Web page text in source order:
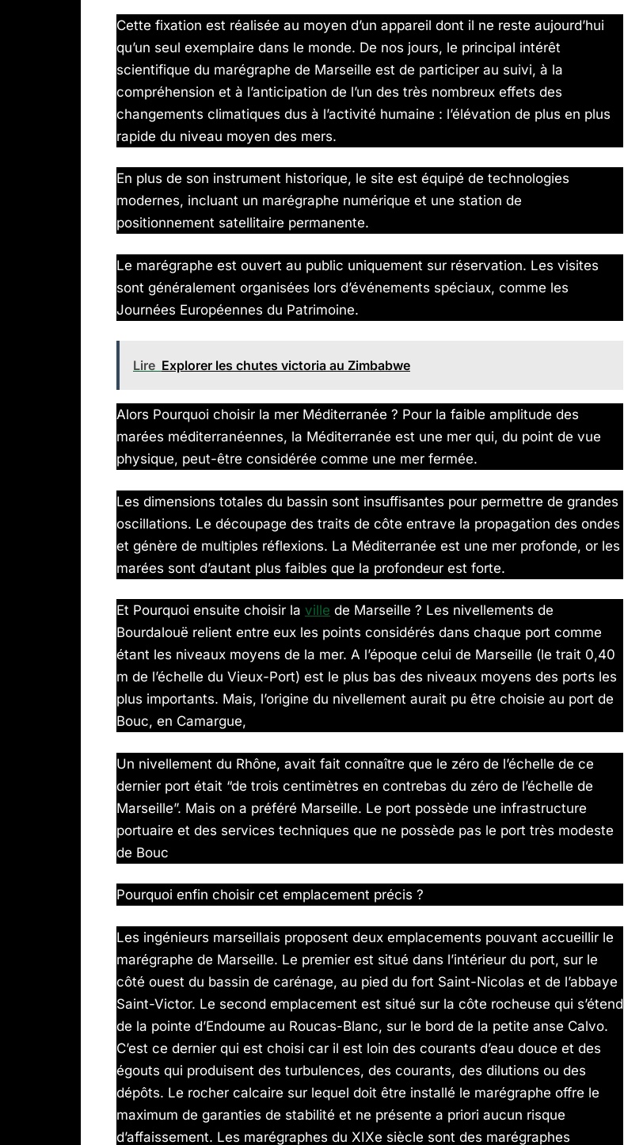
Cette fixation est réalisée au moyen d’un appareil dont il ne reste aujourd’hui
qu’un seul exemplaire dans le monde. De nos jours, le principal intérêt
scientifique du marégraphe de Marseille est de participer au suivi, à la
compréhension et à l’anticipation de l’un des très nombreux effets des
changements climatiques dus à l’activité humaine : l’élévation de plus en plus
rapide du niveau moyen des mers.
En plus de son instrument historique, le site est équipé de technologies
modernes, incluant un marégraphe numérique et une station de
positionnement satellitaire permanente.
Le marégraphe est ouvert au public uniquement sur réservation. Les visites
sont généralement organisées lors d’événements spéciaux, comme les
Journées Européennes du Patrimoine.
Lire Explorer les chutes victoria au Zimbabwe
Alors Pourquoi choisir la mer Méditerranée ? Pour la faible amplitude des
marées méditerranéennes, la Méditerranée est une mer qui, du point de vue
physique, peut-être considérée comme une mer fermée.
Les dimensions totales du bassin sont insuffisantes pour permettre de grandes
oscillations. Le découpage des traits de côte entrave la propagation des ondes
et génère de multiples réflexions. La Méditerranée est une mer profonde, or les
marées sont d’autant plus faibles que la profondeur est forte.
Et Pourquoi ensuite choisir la ville de Marseille ? Les nivellements de
Bourdalouë relient entre eux les points considérés dans chaque port comme
étant les niveaux moyens de la mer. A l’époque celui de Marseille (le trait 0,40
m de l’échelle du Vieux-Port) est le plus bas des niveaux moyens des ports les
plus importants. Mais, l’origine du nivellement aurait pu être choisie au port de
Bouc, en Camargue,
Un nivellement du Rhône, avait fait connaître que le zéro de l’échelle de ce
dernier port était “de trois centimètres en contrebas du zéro de l’échelle de
Marseille”. Mais on a préféré Marseille. Le port possède une infrastructure
portuaire et des services techniques que ne possède pas le port très modeste
de Bouc
Pourquoi enfin choisir cet emplacement précis ?
Les ingénieurs marseillais proposent deux emplacements pouvant accueillir le
marégraphe de Marseille. Le premier est situé dans l’intérieur du port, sur le
côté ouest du bassin de carénage, au pied du fort Saint-Nicolas et de l’abbaye
Saint-Victor. Le second emplacement est situé sur la côte rocheuse qui s’étend
de la pointe d’Endoume au Roucas-Blanc, sur le bord de la petite anse Calvo.
C’est ce dernier qui est choisi car il est loin des courants d’eau douce et des
égouts qui produisent des turbulences, des courants, des dilutions ou des
dépôts. Le rocher calcaire sur lequel doit être installé le marégraphe offre le
maximum de garanties de stabilité et ne présente a priori aucun risque
d’affaissement. Les marégraphes du XIXe siècle sont des marégraphes